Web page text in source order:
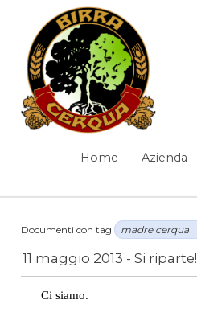
Navigazione
Home Azienda
Documenti con tag madre cerqua
11 maggio 2013 - Si riparte!
Ci siamo.